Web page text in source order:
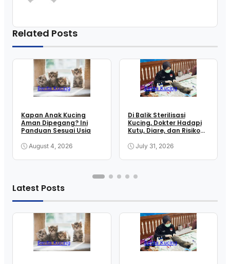
Related Posts
Berita Kucing
Kapan Anak Kucing
Aman Dipegang? Ini
Panduan Sesuai Usia
August 4, 2026
Berita Kucing
Di Balik Sterilisasi
Kucing, Dokter Hadapi
Kutu, Diare, dan Risiko
July 31, 2026
Latest Posts
Berita Kucing Berita Kucing